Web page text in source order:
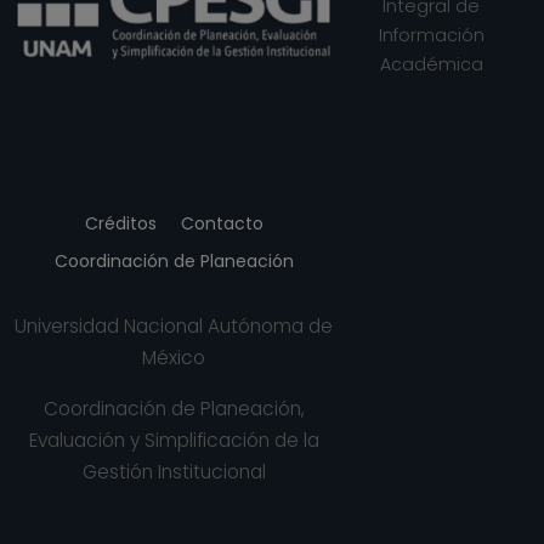
Créditos
Contacto
Coordinación de Planeación
Universidad Nacional Autónoma de
México
Coordinación de Planeación,
Evaluación y Simplificación de la
Gestión Institucional
Integral de
Información
Académica